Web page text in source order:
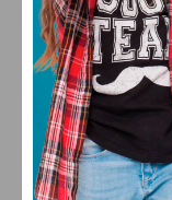
FARMACIAS
FERREIRA